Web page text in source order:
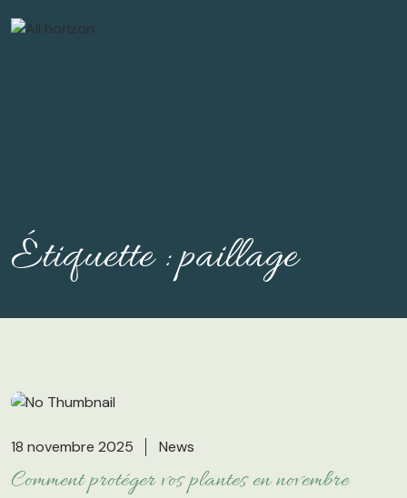
Étiquette :paillage
18 novembre 2025 News
Comment protéger vos plantes en novembre